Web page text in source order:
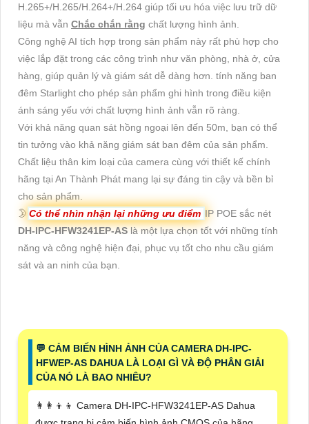
H.265+/H.265/H.264+/H.264 giúp tối ưu hóa việc lưu trữ dữ
liệu mà vẫn Chắc chắn rằng chất lượng hình ảnh.
Công nghệ AI tích hợp trong sản phẩm này rất phù hợp cho
việc lắp đặt trong các công trình như văn phòng, nhà ở, cửa
hàng, giúp quản lý và giám sát dễ dàng hơn. tính năng ban
đêm Starlight cho phép sản phẩm ghi hình trong điều kiện
ánh sáng yếu với chất lượng hình ảnh vẫn rõ ràng.
Với khả năng quan sát hồng ngoại lên đến 50m, bạn có thể
tin tưởng vào khả năng giám sát ban đêm của sản phẩm.
Chất liệu thân kim loại của camera cùng với thiết kế chính
hãng tại An Thành Phát mang lại sự đáng tin cậy và bền bỉ
cho sản phẩm.
🌛 Có thể nhìn nhận lại những ưu điểm IP POE sắc nét
DH-IPC-HFW3241EP-ASlà một lựa chọn tốt với những tính
năng và công nghệ hiện đại, phục vụ tốt cho nhu cầu giám
sát và an ninh của bạn.
️💬 CẢM BIẾN HÌNH ẢNH CỦA CAMERA DH-IPC-
HFWEP-AS DAHUA LÀ LOẠI GÌ VÀ ĐỘ PHÂN GIẢI
CỦA NÓ LÀ BAO NHIÊU?
👩‍👩‍👦‍👦 Camera DH-IPC-HFW3241EP-AS Dahua